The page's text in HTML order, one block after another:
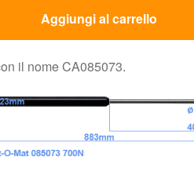
Aggiungi al carrello
il nome CA085073.